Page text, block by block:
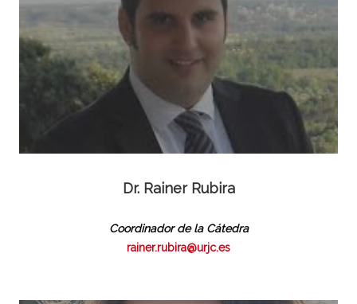
Dr. Rainer Rubira
Coordinador de la Cátedra
rainer.rubira@urjc.es